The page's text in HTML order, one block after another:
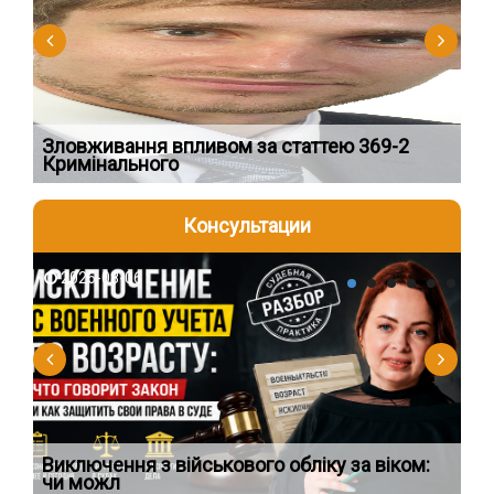
впливом за статтею 369-2
Консультации
2026-08-06
з військового обліку за віком:
можл
2026-